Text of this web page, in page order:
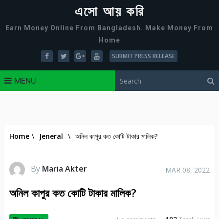
এসো আয় করি
Earn Money Online From Bangladesh. Make Money From
Home
SUBMIT PRESS RELEASE
MENU
Home \ Jeneral \ অনিল কাপুর কত কোটি টাকার মালিক?
By Maria Akter MAR 08, 2022
অনিল কাপুর কত কোটি টাকার মালিক?